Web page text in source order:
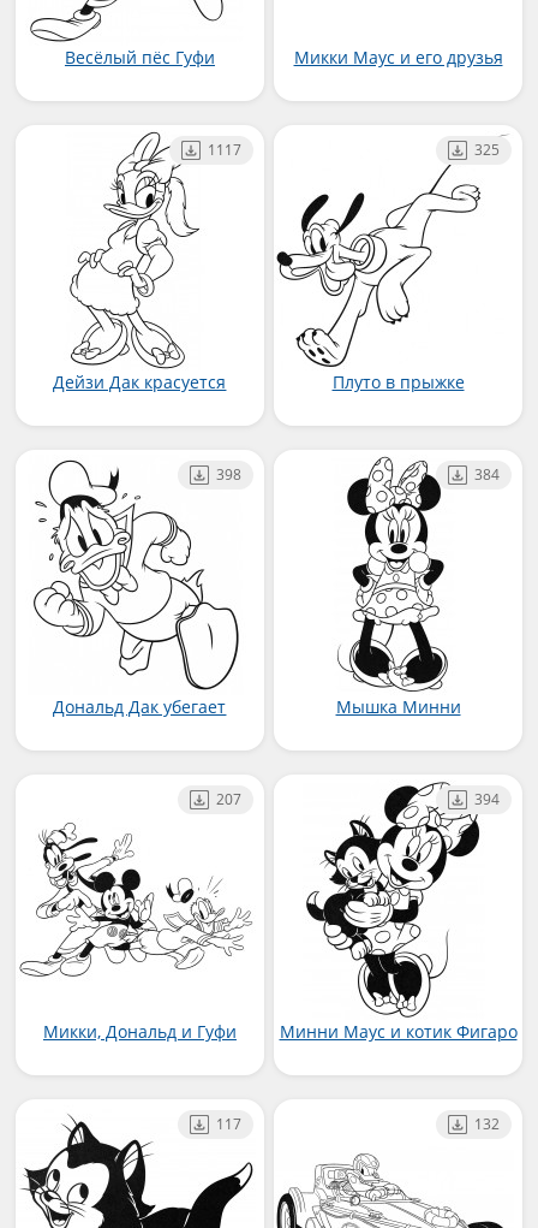
Весёлый пёс Гуфи Микки Маус и его друзья
Дейзи Дак красуется
1117
Плуто в прыжке
325
Дональд Дак убегает
398
Мышка Минни
384
Микки, Дональд и Гуфи
207
Минни Маус и котик Фигаро
394
117 132